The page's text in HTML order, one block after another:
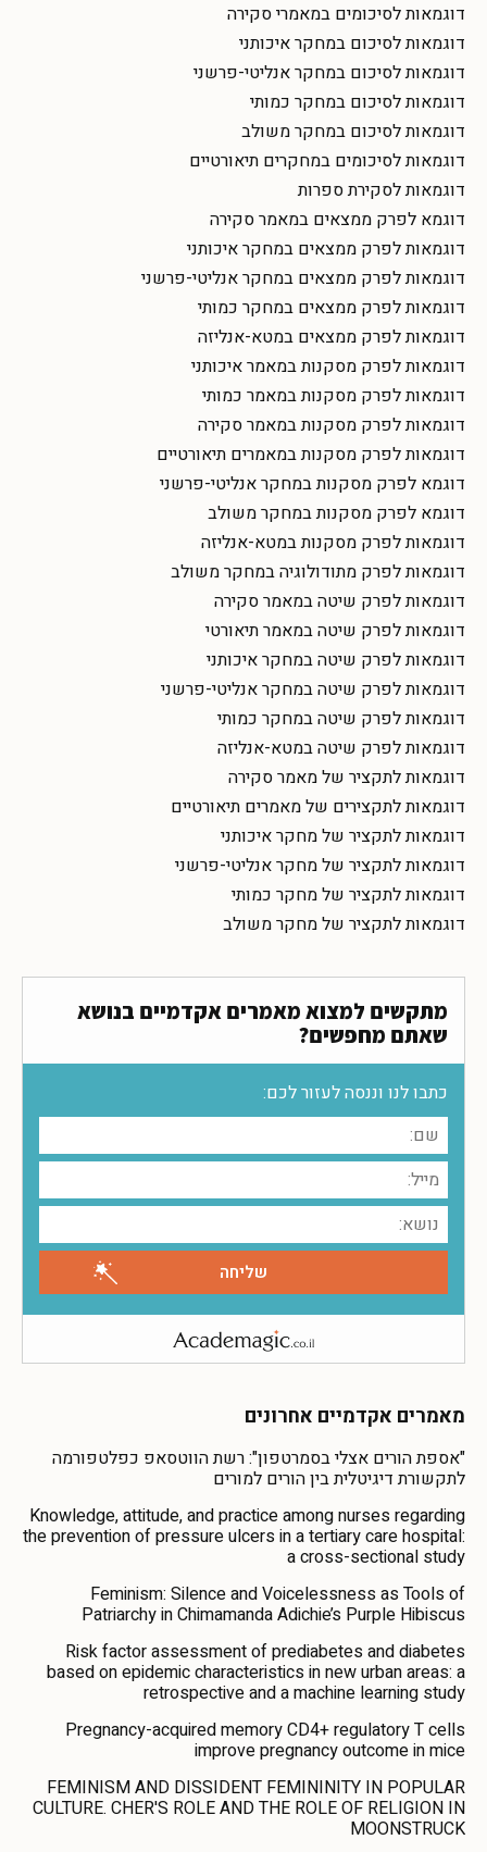
דוגמאות לסיכומים במאמרי סקירה
דוגמאות לסיכום במחקר איכותני
דוגמאות לסיכום במחקר אנליטי-פרשני
דוגמאות לסיכום במחקר כמותי
דוגמאות לסיכום במחקר משולב
דוגמאות לסיכומים במחקרים תיאורטיים
דוגמאות לסקירת ספרות
דוגמא לפרק ממצאים במאמר סקירה
דוגמאות לפרק ממצאים במחקר איכותני
דוגמאות לפרק ממצאים במחקר אנליטי-פרשני
דוגמאות לפרק ממצאים במחקר כמותי
דוגמאות לפרק ממצאים במטא-אנליזה
דוגמאות לפרק מסקנות במאמר איכותני
דוגמאות לפרק מסקנות במאמר כמותי
דוגמאות לפרק מסקנות במאמר סקירה
דוגמאות לפרק מסקנות במאמרים תיאורטיים
דוגמא לפרק מסקנות במחקר אנליטי-פרשני
דוגמא לפרק מסקנות במחקר משולב
דוגמאות לפרק מסקנות במטא-אנליזה
דוגמאות לפרק מתודולוגיה במחקר משולב
דוגמאות לפרק שיטה במאמר סקירה
דוגמאות לפרק שיטה במאמר תיאורטי
דוגמאות לפרק שיטה במחקר איכותני
דוגמאות לפרק שיטה במחקר אנליטי-פרשני
דוגמאות לפרק שיטה במחקר כמותי
דוגמאות לפרק שיטה במטא-אנליזה
דוגמאות לתקציר של מאמר סקירה
דוגמאות לתקצירים של מאמרים תיאורטיים
דוגמאות לתקציר של מחקר איכותני
דוגמאות לתקציר של מחקר אנליטי-פרשני
דוגמאות לתקציר של מחקר כמותי
דוגמאות לתקציר של מחקר משולב
מתקשים למצוא מאמרים אקדמיים בנושא
שאתם מחפשים?
כתבו לנו וננסה לעזור לכם:
מאמרים אקדמיים אחרונים
"אספת הורים אצלי בסמרטפון": רשת הווטסאפ כפלטפורמה
לתקשורת דיגיטלית בין הורים למורים
Knowledge, attitude, and practice among nurses regarding
the prevention of pressure ulcers in a tertiary care hospital:
a cross-sectional study
Feminism: Silence and Voicelessness as Tools of
Patriarchy in Chimamanda Adichie’s Purple Hibiscus
Risk factor assessment of prediabetes and diabetes
based on epidemic characteristics in new urban areas: a
retrospective and a machine learning study
Pregnancy-acquired memory CD4+ regulatory T cells
improve pregnancy outcome in mice
FEMINISM AND DISSIDENT FEMININITY IN POPULAR
CULTURE. CHER'S ROLE AND THE ROLE OF RELIGION IN
MOONSTRUCK